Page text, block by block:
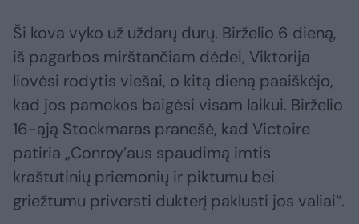
Ši kova vyko už uždarų durų. Birželio 6 dieną,
iš pagarbos mirštančiam dėdei, Viktorija
liovėsi rodytis viešai, o kitą dieną paaiškėjo,
kad jos pamokos baigėsi visam laikui. Birželio
16-ąją Stockmaras pranešė, kad Victoire
patiria „Conroy’aus spaudimą imtis
kraštutinių priemonių ir piktumu bei
griežtumu priversti dukterį paklusti jos valiai“.